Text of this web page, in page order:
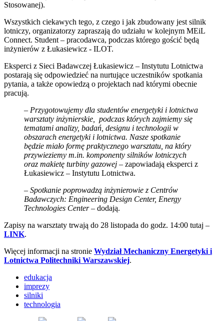
Stosowanej).
Wszystkich ciekawych tego, z czego i jak zbudowany jest silnik
lotniczy, organizatorzy zapraszają do udziału w kolejnym MEiL
Connect. Student – pracodawca, podczas którego gościć będą
inżynierów z Łukasiewicz - ILOT.
Eksperci z Sieci Badawczej Łukasiewicz – Instytutu Lotnictwa
postarają się odpowiedzieć na nurtujące uczestników spotkania
pytania, a także opowiedzą o projektach nad którymi obecnie
pracują.
– Przygotowujemy dla studentów energetyki i lotnictwa
warsztaty inżynierskie, podczas których zajmiemy się
tematami analizy, badań, designu i technologii w
obszarach energetyki i lotnictwa. Nasze spotkanie
będzie miało formę praktycznego warsztatu, na który
przywieziemy m.in. komponenty silników lotniczych
oraz makietę turbiny gazowej – zapowiadają eksperci z
Łukasiewicz – Instytutu Lotnictwa.
– Spotkanie poprowadzą inżynierowie z Centrów
Badawczych: Engineering Design Center, Energy
Technologies Center– dodają.
Zapisy na warsztaty trwają do 28 listopada do godz. 14:00 tutaj –
LINK.
Więcej informacji na stronie Wydział Mechaniczny Energetyki i
Lotnictwa Politechniki Warszawskiej.
edukacja
imprezy
silniki
technologia